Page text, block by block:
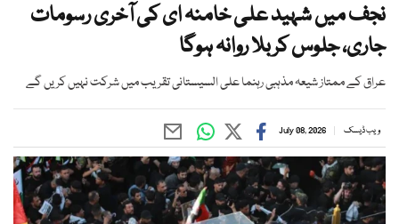
نجف میں شہید علی خامنہ ای کی آخری رسومات
جاری، جلوس کربلا روانہ ہوگا
عراق کے ممتاز شیعہ مذہبی رہنما علی السیستانی تقریب میں شرکت نہیں کریں گے
ویب ڈیسک July 08, 2026